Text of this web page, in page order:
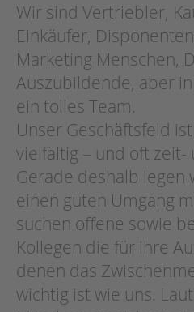
Wir sind Vertriebler,
Einkäufer,
Marketing Menschen,
Auszubildende, aber
ein tolles Team.
Unser Geschäftsfeld
vielfältig – und oft zeit-
Gerade deshalb legen
einen guten Umgang
suchen offene sowie
Kollegen die für ihre
denen das
wichtig ist wie uns.